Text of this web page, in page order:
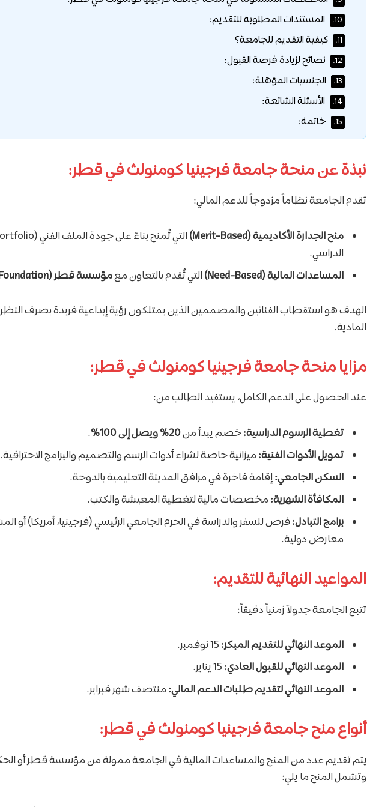
10. المستندات المطلوبة للتقديم:
11. كيفية التقديم للجامعة؟
12. نصائح لزيادة فرصة القبول:
13. الجنسيات المؤهلة:
14. الأسئلة الشائعة:
15. خاتمة:
نبذة عن منحة جامعة فرجينيا كومنولث في قطر:
تقدم الجامعة نظاماً مزدوجاً للدعم المالي:
منح الجدارة الأكاديمية (Merit-Based)
الدراسي.
المساعدات المالية (Need-Based)
التي تُقدم بالتعاون معمؤسسة قطر (Qatar Foundation)
الهدف هو استقطاب الفنانين والمصممين الذين يمتلكون رؤية إبداعية فريدة بصرف
المادية.
مزايا منحة جامعة فرجينيا كومنولث في قطر:
عند الحصول على الدعم الكامل، يستفيد الطالب من:
تغطية الرسوم الدراسية:خصم يبدأ من20% ويصل إلى 100%
.
تمويل الأدوات الفنية: ميزانية خاصة لشراء أدوات الرسم والتصميم والبرامج الاحترافية.
السكن الجامعي:إقامة فاخرة في مرافق المدينة التعليمية بالدوحة.
المكافأة الشهرية: مخصصات مالية لتغطية المعيشة والكتب.
برامج التبادل:فرص للسفر والدراسة في الحرم الجامعي الرئيسي (فرجينيا، أمريكا) أو
معارض دولية.
المواعيد النهائية للتقديم:
تتبع الجامعة جدولاً زمنياً دقيقاً:
الموعد النهائي للتقديم المبكر:
الموعد النهائي للقبول العادي:
الموعد النهائي لتقديم طلبات الدعم المالي: منتصف شهر فبراير.
أنواع منح جامعة فرجينيا كومنولث في قطر:
يتم تقديم عدد من المنح والمساعدات المالية في الجامعة ممولة من مؤسسة قطر أو
وتشمل المنح ما يلي: